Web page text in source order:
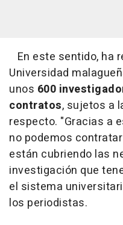
En este sentido, ha
Universidad
unos 600
contratos, sujetos a
respecto. "Gracias a
no podemos
están cubriendo las
investigación que
el sistema
los periodistas.